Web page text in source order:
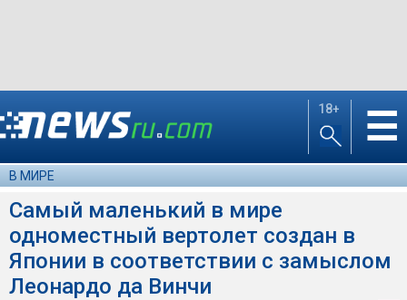
18+ ☰
В МИРЕ
Самый маленький в мире
одноместный вертолет создан в
Японии в соответствии с замыслом
Леонардо да Винчи